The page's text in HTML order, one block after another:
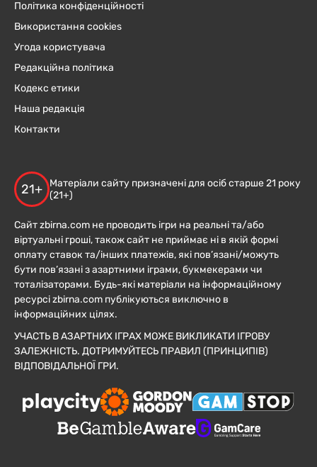
Політика конфіденційності
Використання cookies
Угода користувача
Редакційна політика
Кодекс етики
Наша редакція
Контакти
21+
Матеріали сайту призначені для осіб старше 21 року
(21+)
Сайт zbirna.com не проводить ігри на реальні та/або
віртуальні гроші, також сайт не приймає ні в якій формі
оплату ставок та/інших платежів, які пов’язані/можуть
бути пов’язані з азартними іграми, букмекерами чи
тоталізаторами. Будь-які матеріали на інформаційному
ресурсі zbirna.com публікуються виключно в
інформаційних цілях.
УЧАСТЬ В АЗАРТНИХ ІГРАХ МОЖЕ ВИКЛИКАТИ ІГРОВУ
ЗАЛЕЖНІСТЬ. ДОТРИМУЙТЕСЬ ПРАВИЛ (ПРИНЦИПІВ)
ВІДПОВІДАЛЬНОЇ ГРИ.